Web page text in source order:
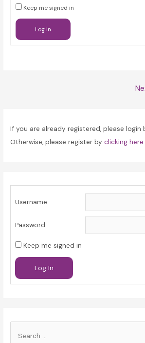
Keep me signed in
Log In
If you are already registered, please login
Otherwise, please register byclicking here
Username:
Password:
Keep me signed in
Log In